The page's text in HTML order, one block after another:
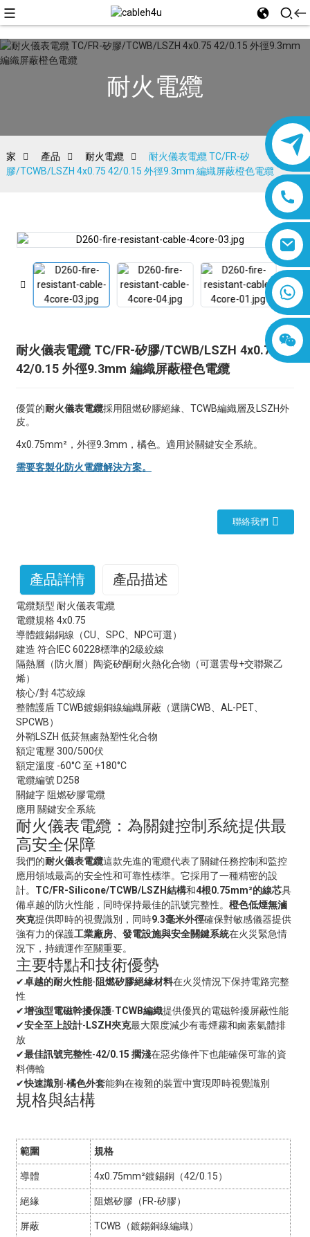
8618019377761
耐火電纜
家 產品 耐火電纜
耐火儀表電纜 TC/FR-矽
膠/TCWB/LSZH 4x0.75 42/0.15 外徑9.3mm 編織屏蔽橙色電纜
耐火儀表電纜 TC/FR-矽膠/TCWB/LSZH 4x0.75
42/0.15 外徑9.3mm 編織屏蔽橙色電纜
優質的耐火儀表電纜採用阻燃矽膠絕緣、TCWB編織層及LSZH外
皮。
4x0.75mm²，外徑9.3mm，橘色。適用於關鍵安全系統。
需要客製化防火電纜解決方案。
聯絡我們
產品詳情 產品描述
電纜類型 耐火儀表電纜
電纜規格4x0.75
導體鍍錫銅線（CU、SPC、NPC可選）
建造 符合IEC 60228標準的2級絞線
隔熱層（防火層）
陶瓷矽酮耐火熱化合物（可選雲母+交聯聚乙
烯）
核心/對4芯絞線
整體護盾TCWB鍍錫銅線編織屏蔽（選購CWB、AL-PET、
SPCWB）
外鞘LSZH 低菸無鹵熱塑性化合物
額定電壓 300/500伏
額定溫度 -60°C 至 +180°C
電纜編號 D258
關鍵字 阻燃矽膠電纜
應用 關鍵安全系統
耐火儀表電纜：為關鍵控制系統提供最
高安全保障
我們的耐火儀表電纜這款先進的電纜代表了關鍵任務控制和監控
應用領域最高的安全性和可靠性標準。它採用了一種精密的設
計。 TC/FR-Silicone/TCWB/LSZH結構和4根0.75mm²的線芯具
備卓越的防火性能，同時保持最佳的訊號完整性。 橙色低煙無滷
夾克提供即時的視覺識別，同時9.3毫米外徑確保對敏感儀器提供
強有力的保護工業廠房、發電設施與安全關鍵系統在火災緊急情
況下，持續運作至關重要。
主要特點和技術優勢
✔卓越的耐火性能-阻燃矽膠絕緣材料在火災情況下保持電路完整
性
✔增強型電磁幹擾保護-TCWB編織提供優異的電磁幹擾屏蔽性能
✔安全至上設計- LSZH夾克最大限度減少有毒煙霧和鹵素氣體排
放
✔最佳訊號完整性-42/0.15 擱淺在惡劣條件下也能確保可靠的資
料傳輸
✔快速識別 -橘色外套能夠在複雜的裝置中實現即時視覺識別
規格與結構
範圍 規格
導體 4x0.75mm²鍍錫銅（42/0.15）
絕緣 阻燃矽膠（FR-矽膠）
屏蔽 TCWB（鍍錫銅線編織）